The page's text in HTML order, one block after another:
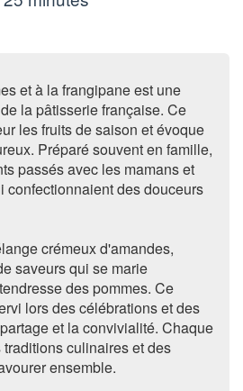
et à la frangipane est une
la pâtisserie française. Ce
les fruits de saison et évoque
Préparé souvent en famille,
passés avec les mamans et
confectionnaient des douceurs
crémeux d'amandes,
saveurs qui se marie
des pommes. Ce
lors des célébrations et des
et la convivialité. Chaque
culinaires et des
ensemble.